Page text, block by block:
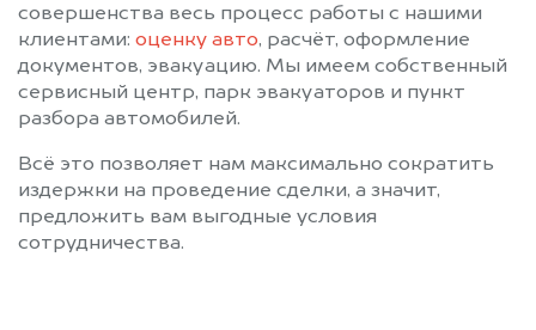
совершенства весь процесс работы с нашими
клиентами: оценку авто, расчёт, оформление
документов, эвакуацию. Мы имеем собственный
сервисный центр, парк эвакуаторов и пункт
разбора автомобилей.
Всё это позволяет нам максимально сократить
издержки на проведение сделки, а значит,
предложить вам выгодные условия
сотрудничества.